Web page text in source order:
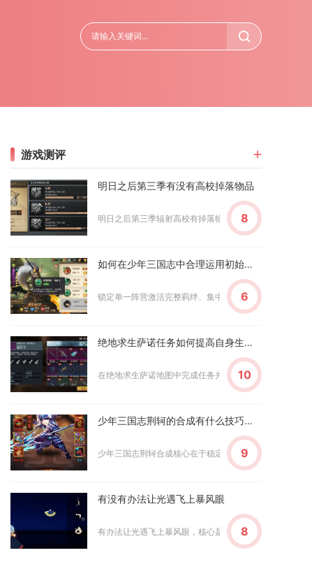
游戏测评
明日之后第三季有没有高校掉落物品
明日之后第三季辐射高校有掉落物品，涵盖日常物资、专
8
如何在少年三国志中合理运用初始组合
锁定单一阵营激活完整羁绊、集中资源培养双核心、按照
6
绝地求生萨诺任务如何提高自身生存能力
在绝地求生萨诺地图中完成任务并提升生存能力，核心在
10
少年三国志荆轲的合成有什么技巧或窍门
少年三国志荆轲合成核心在于稳定攒碎片、巧用置换与商
9
有没有办法让光遇飞上暴风眼
有办法让光遇飞上暴风眼，核心是利用游戏内的场景卡空
8